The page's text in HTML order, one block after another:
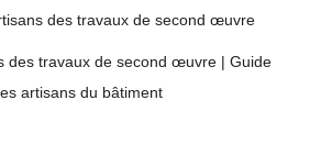
des travaux de second œuvre
des travaux de second œuvre | Guide
artisans du bâtiment